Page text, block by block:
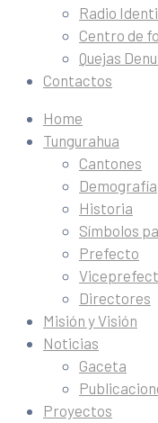
Radio
Centro de
Quejas
Contactos
Home
Tungurahua
Cantones
Demografía
Historia
Símbolos
Prefecto
Directores
Misión y Visión
Noticias
Gaceta
Proyectos